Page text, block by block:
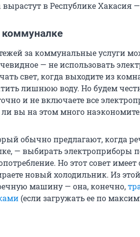
в Республике Хакасия —
коммуналке
за коммунальные услуги
— не использовать
свет, когда выходите из
лишнюю воду. Но будем
и не включаете все
вы на этом много
обычно предлагают, когда
— выбирать электроприборы
Но этот совет имеет
новый холодильник. Из
машину — она, конечно,
(если загружать ее по